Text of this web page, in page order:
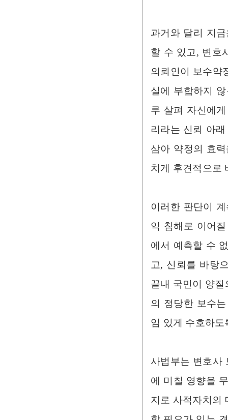
과거와 달리 지
할 수 있고, 변호
의뢰인이 보수약
실에 부합하지
루 살펴 자신에
리라는 신뢰 아
삼아 약정의 효
치게 후견적으로
이러한 판단이
익 침해로 이어
에서 예측할 수
고, 신뢰를 바탕
끝내 국민이 양
의 정당한 보수
임 있게 수호하
사법부는 변호사
에 미칠 영향을
지로 사적자치의